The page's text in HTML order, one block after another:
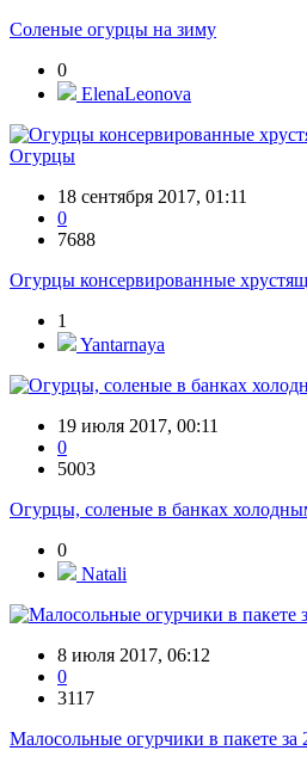
Соленые огурцы на зиму
0
ElenaLeonova
Огурцы
18 сентября 2017, 01:11
0
7688
Огурцы консервированные
1
Yantarnaya
19 июля 2017, 00:11
0
5003
Огурцы, соленые в банках
0
Natali
8 июля 2017, 06:12
0
3117
Малосольные огурчики в пакете за